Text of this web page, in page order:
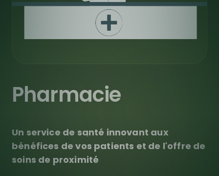
Pharmacie
Un service de santé innovant aux
bénéfices de vos patients et de l'offre de
soins de proximité